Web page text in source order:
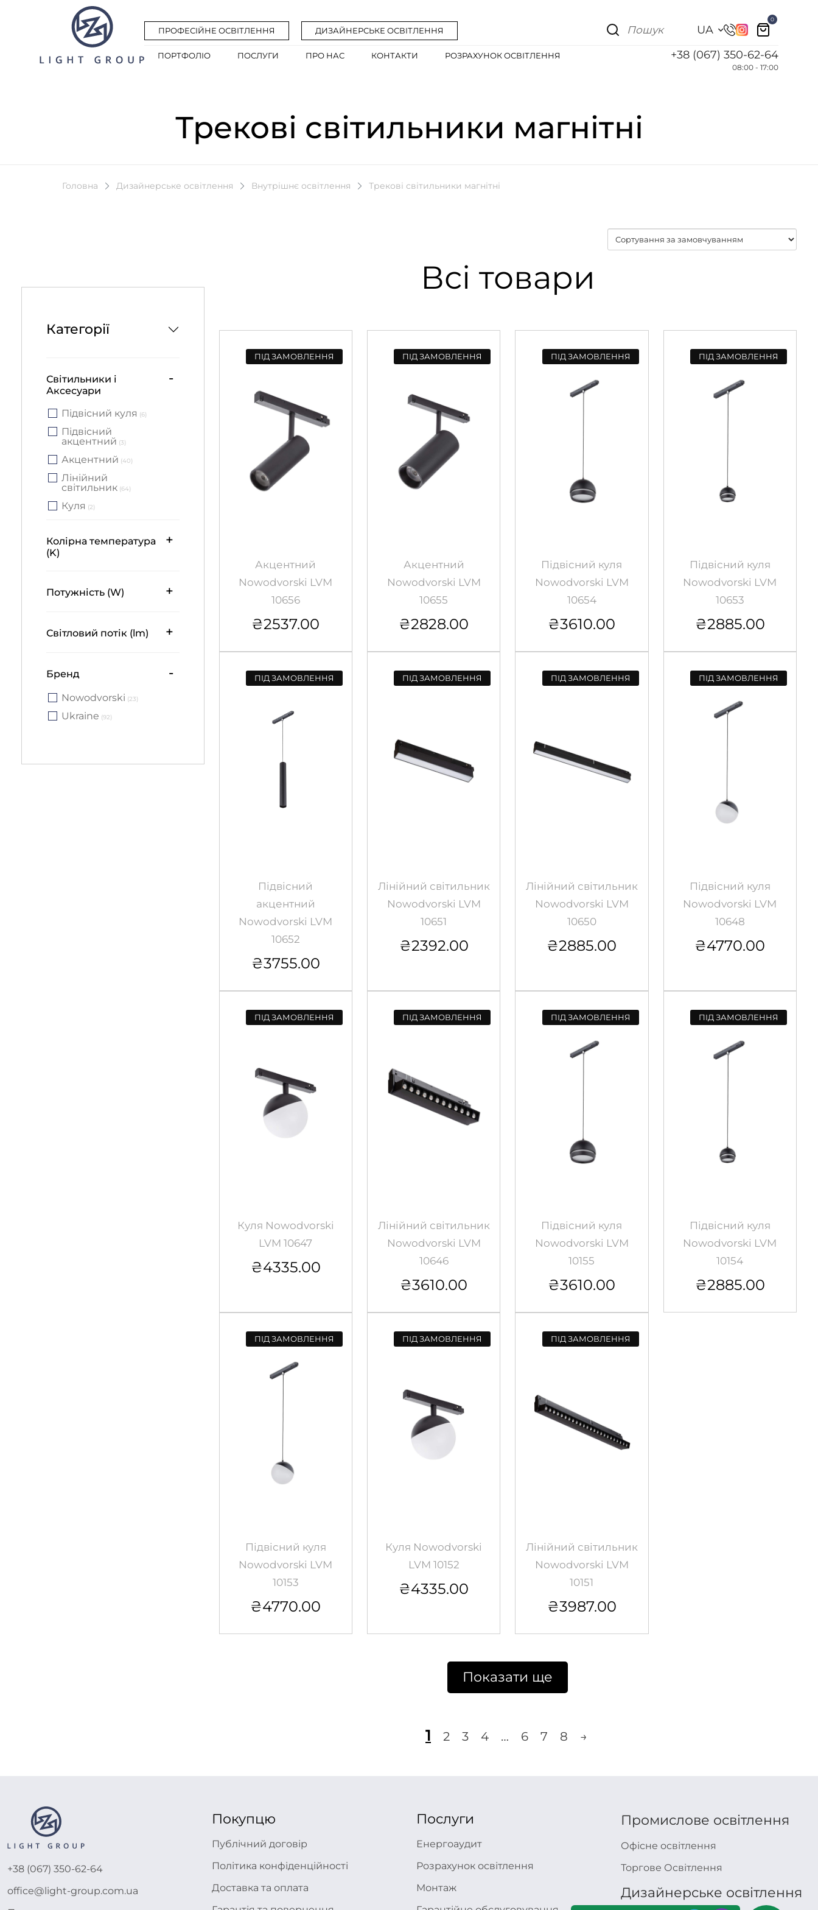
ПРОФЕСІЙНЕ ОСВІТЛЕННЯ ДИЗАЙНЕРСЬКЕ ОСВІТЛЕННЯ UA
0
ПОРТФОЛІО ПОСЛУГИ ПРО НАС КОНТАКТИ РОЗРАХУНОК ОСВІТЛЕННЯ +38 (067) 350-62-64
08:00 - 17:00
Трекові світильники магнітні
Головна Дизайнерське освітлення Внутрішнє освітлення Трекові світильники магнітні
Категорії
Світильники і
Аксесуари
-
Підвісний куля (6)
Підвісний
акцентний (3)
Акцентний (40)
Лінійний
світильник (64)
Куля (2)
Колірна температура
(K)
+
Потужність (W) +
Світловий потік (lm) +
Бренд -
Nowodvorski (23)
Ukraine (92)
Всі товари
ПІД ЗАМОВЛЕННЯ
Акцентний
Nowodvorski LVM
10656
₴2537.00
ПІД ЗАМОВЛЕННЯ
Акцентний
Nowodvorski LVM
10655
₴2828.00
ПІД ЗАМОВЛЕННЯ
Підвісний куля
Nowodvorski LVM
10654
₴3610.00
ПІД ЗАМОВЛЕННЯ
Підвісний куля
Nowodvorski LVM
10653
₴2885.00
ПІД ЗАМОВЛЕННЯ
Підвісний
акцентний
Nowodvorski LVM
10652
₴3755.00
ПІД ЗАМОВЛЕННЯ
Лінійний світильник
Nowodvorski LVM
10651
₴2392.00
ПІД ЗАМОВЛЕННЯ
Лінійний світильник
Nowodvorski LVM
10650
₴2885.00
ПІД ЗАМОВЛЕННЯ
Підвісний куля
Nowodvorski LVM
10648
₴4770.00
ПІД ЗАМОВЛЕННЯ
Куля Nowodvorski
LVM 10647
₴4335.00
ПІД ЗАМОВЛЕННЯ
Лінійний світильник
Nowodvorski LVM
10646
₴3610.00
ПІД ЗАМОВЛЕННЯ
Підвісний куля
Nowodvorski LVM
10155
₴3610.00
ПІД ЗАМОВЛЕННЯ
Підвісний куля
Nowodvorski LVM
10154
₴2885.00
ПІД ЗАМОВЛЕННЯ
Підвісний куля
Nowodvorski LVM
10153
₴4770.00
ПІД ЗАМОВЛЕННЯ
Куля Nowodvorski
LVM 10152
₴4335.00
ПІД ЗАМОВЛЕННЯ
Лінійний світильник
Nowodvorski LVM
10151
₴3987.00
Показати ще
1 2 3 4 … 6 7 8 →
+38 (067) 350-62-64
office@light-group.com.ua
Покупцю
Публічний договір
Політика конфіденційності
Доставка та оплата
Послуги
Енергоаудит
Розрахунок освітлення
Монтаж
Промислове освітлення
Офісне освітлення
Торгове Освітлення
Дизайнерське освітлення